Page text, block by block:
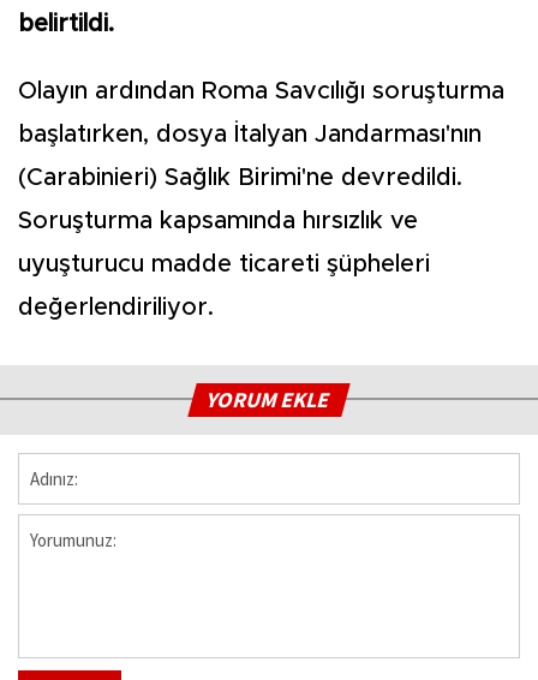
belirtildi.
Olayın ardından Roma Savcılığı soruşturma
başlatırken, dosya İtalyan Jandarması'nın
(Carabinieri) Sağlık Birimi'ne devredildi.
Soruşturma kapsamında hırsızlık ve
uyuşturucu madde ticareti şüpheleri
değerlendiriliyor.
YORUM EKLE